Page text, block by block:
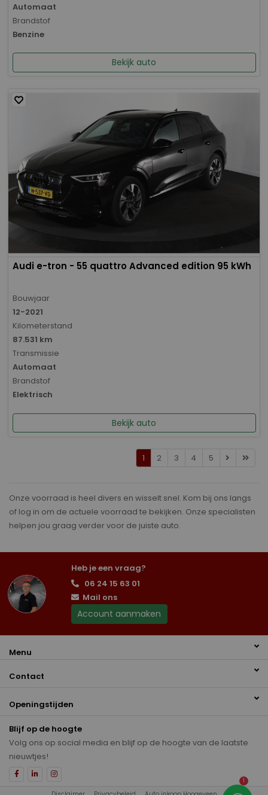
Automaat
Brandstof
Benzine
Bekijk auto
Audi e-tron - 55 quattro Advanced edition 95 kWh
Bouwjaar
12-2021
Kilometerstand
87.531 km
Transmissie
Automaat
Brandstof
Elektrisch
Bekijk auto
1 2 3 4 5
Onze voorraad is heel divers en wisselt snel. Kom bij ons langs
of log in om de actuele voorraad te bekijken. Onze specialisten
helpen jou graag verder voor de juiste auto.
Heb je een vraag?
06 24 15 63 01
Mail ons
Account aanmaken
Menu
Contact
Openingstijden
Blijf op de hoogte
Volg ons op social media en blijf op de hoogte van de laatste
nieuwtjes!
1